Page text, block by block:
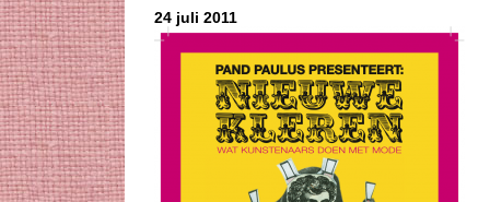
24 juli 2011